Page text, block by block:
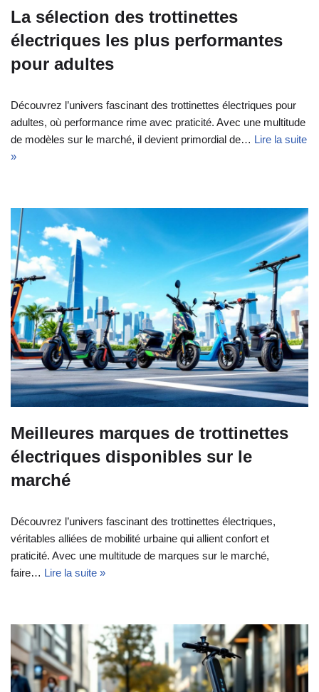
La sélection des trottinettes
électriques les plus performantes
pour adultes
Découvrez l’univers fascinant des trottinettes électriques pour
adultes, où performance rime avec praticité. Avec une multitude
de modèles sur le marché, il devient primordial de… Lire la suite
»
Meilleures marques de trottinettes
électriques disponibles sur le
marché
Découvrez l’univers fascinant des trottinettes électriques,
véritables alliées de mobilité urbaine qui allient confort et
praticité. Avec une multitude de marques sur le marché,
faire… Lire la suite »